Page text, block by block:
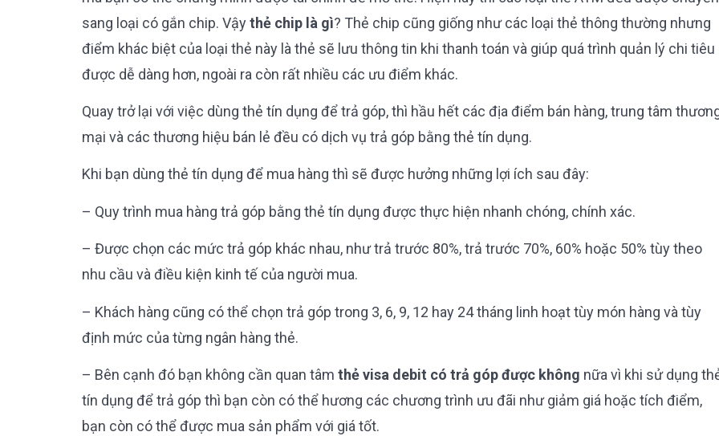
sang loại có gắn chip. Vậythẻ chip là gì? Thẻ chip cũng giống như các loại thẻ thông thường nhưng
điểm khác biệt của loại thẻ này là thẻ sẽ lưu thông tin khi thanh toán và giúp quá trình quản lý chi tiêu
được dễ dàng hơn, ngoài ra còn rất nhiều các ưu điểm khác.
Quay trở lại với việc dùng thẻ tín dụng để trả góp, thì hầu hết các địa điểm bán hàng, trung tâm
mại và các thương hiệu bán lẻ đều có dịch vụ trả góp bằng thẻ tín dụng.
Khi bạn dùng thẻ tín dụng để mua hàng thì sẽ được hưởng những lợi ích sau đây:
– Quy trình mua hàng trả góp bằng thẻ tín dụng được thực hiện nhanh chóng, chính xác.
– Được chọn các mức trả góp khác nhau, như trả trước 80%, trả trước 70%, 60% hoặc 50% tùy theo
nhu cầu và điều kiện kinh tế của người mua.
– Khách hàng cũng có thể chọn trả góp trong 3, 6, 9, 12 hay 24 tháng linh hoạt tùy món hàng và tùy
định mức của từng ngân hàng thẻ.
– Bên cạnh đó bạn không cần quan tâm thẻ visa debit có trả góp được không nữa vì khi sử dụng
tín dụng để trả góp thì bạn còn có thể hương các chương trình ưu đãi như giảm giá hoặc tích điểm,
bạn còn có thể được mua sản phẩm với giá tốt.